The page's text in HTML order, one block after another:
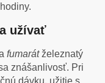
užívať
fumarátželeznatý
znášanlivosť. Pri
dávku, užitie s